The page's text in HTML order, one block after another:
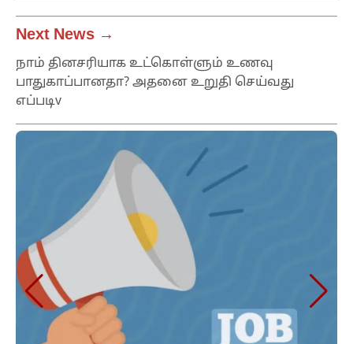
Next News →
நாம் தினசரியாக உட்கொள்ளும் உணவு
பாதுகாப்பானதா? அதனை உறுதி செய்வது
எப்படிv